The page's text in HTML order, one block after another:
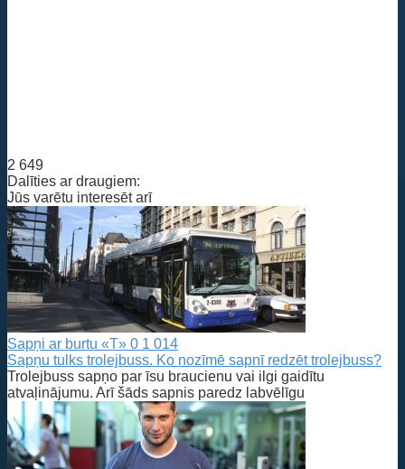
2 649
Dalīties ar draugiem:
Jūs varētu interesēt arī
Sapņi ar burtu «T» 0 1 014
Sapņu tulks trolejbuss. Ko nozīmē sapnī redzēt trolejbuss?
Trolejbuss sapņo par īsu braucienu vai ilgi gaidītu
atvaļinājumu. Arī šāds sapnis paredz labvēlīgu